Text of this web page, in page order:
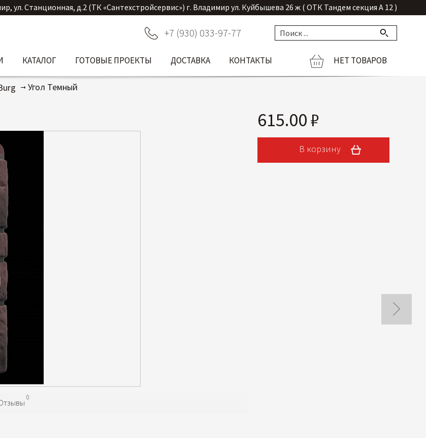
ул. Станционная, д.2 (ТК «Сантехстройсервис») г. Владимир ул. Куйбышева 26 ж ( ОТК Тандем секция А 12 )
+7 (930) 033-97-77
НЕТ ТОВАРОВ
КАТАЛОГ ГОТОВЫЕ ПРОЕКТЫ ДОСТАВКА КОНТАКТЫ
Угол Темный
615.00 ₽
В корзину
0